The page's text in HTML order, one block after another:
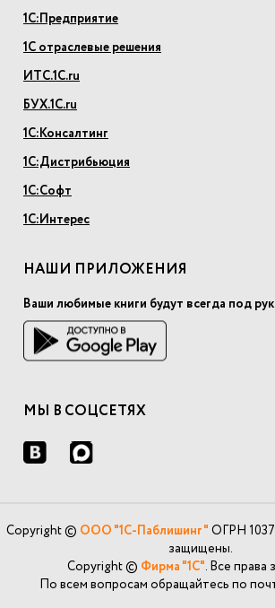
1С:Предприятие
1С отраслевые решения
ИТС.1С.ru
БУХ.1С.ru
1С:Консалтинг
1С:Дистрибьюция
1С:Софт
1С:Интерес
НАШИ ПРИЛОЖЕНИЯ
Ваши любимые книги будут всегда под
МЫ В СОЦСЕТЯХ
Copyright © ООО "1С-Паблишинг" ОГРН
защищены.
Copyright © Фирма "1С". Все
По всем вопросам обращайтесь по